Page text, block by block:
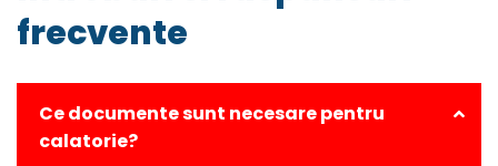
frecvente
Ce documente sunt necesare pentru
calatorie?